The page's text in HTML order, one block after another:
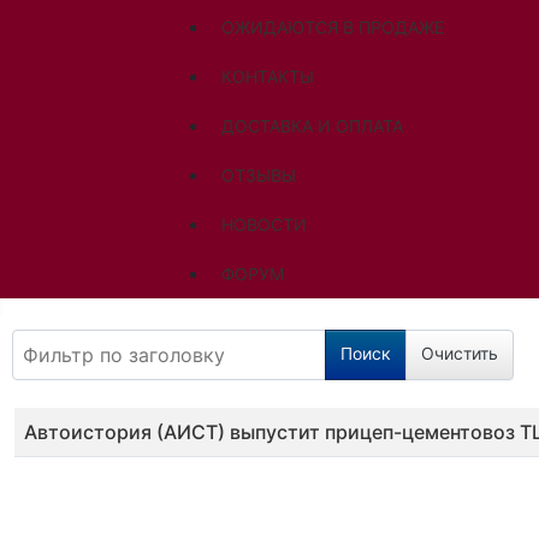
ОЖИДАЮТСЯ В ПРОДАЖЕ
КОНТАКТЫ
ДОСТАВКА И ОПЛАТА
ОТЗЫВЫ
НОВОСТИ
ФОРУМ
Фильтр по заголовку Поиск Очистить
Заголовок
Автоистория (АИСТ) выпустит прицеп-цементовоз